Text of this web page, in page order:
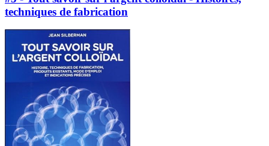
techniques de fabrication